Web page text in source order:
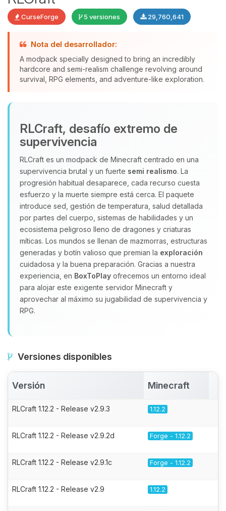
CurseForge 5 versiones 29,760,641
Nota del desarrollador:
A modpack specially designed to bring an incredibly
hardcore and semi-realism challenge revolving around
survival, RPG elements, and adventure-like exploration.
RLCraft, desafío extremo de
supervivencia
RLCraft es un modpack de Minecraft centrado en una
supervivencia brutal y un fuerte semi realismo. La
progresión habitual desaparece, cada recurso cuesta
esfuerzo y la muerte siempre está cerca. El paquete
introduce sed, gestión de temperatura, salud detallada
por partes del cuerpo, sistemas de habilidades y un
ecosistema peligroso lleno de dragones y criaturas
míticas. Los mundos se llenan de mazmorras, estructuras
generadas y botín valioso que premian la exploración
cuidadosa y la buena preparación. Gracias a nuestra
experiencia, en BoxToPlay ofrecemos un entorno ideal
para alojar este exigente servidor Minecraft y
aprovechar al máximo su jugabilidad de supervivencia y
RPG.
Versiones disponibles
Versión Minecraft
RLCraft 1.12.2 - Release v2.9.3 1.12.2
RLCraft 1.12.2 - Release v2.9.2d Forge - 1.12.2
RLCraft 1.12.2 - Release v2.9.1c Forge - 1.12.2
RLCraft 1.12.2 - Release v2.9 1.12.2
Yupi, por fin alguien con quien
hablar! Soy Choupy, tu pequeno
09/08/2026 02:04